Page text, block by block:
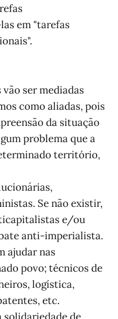
em "tarefas
ser mediadas
como aliadas, pois
da situação
problema que a
território,
Se não existir,
e/ou
anti-imperialista.
ajudar nas
povo; técnicos de
logística,
etc.